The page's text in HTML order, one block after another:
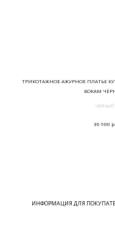
ТРИКОТАЖНОЕ АЖУРНОЕ ПЛАТЬЕ
БОКАМ
ЧЁРНЫЙ
36 900 р.
ИНФОРМАЦИЯ ДЛЯ